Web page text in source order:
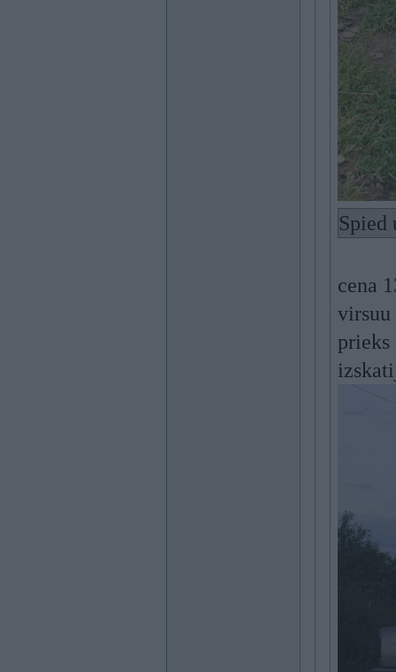
Spied
cena
virsuu
prieks